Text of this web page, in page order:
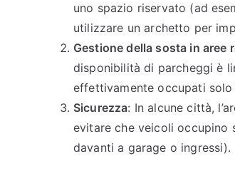
uno spazio riservato (ad
utilizzare un archetto per
Gestione della sosta in aree
disponibilità di parcheggi è
effettivamente occupati
Sicurezza: In alcune città,
evitare che veicoli occupino
davanti a garage o ingressi).